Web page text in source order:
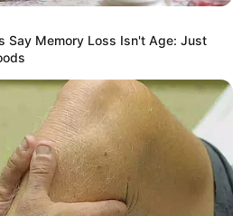
This To Perform Better
Say Memory Loss Isn't Age: Just